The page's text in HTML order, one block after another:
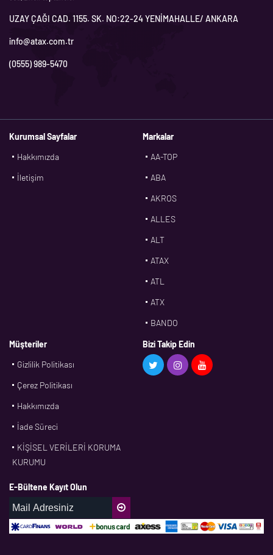
UZAY ÇAĞI CAD. 1155. SK. NO:22-24 YENİMAHALLE/ ANKARA
info@atax.com.tr
(0555) 989-5470
Kurumsal Sayfalar
Hakkımızda
İletişim
Markalar
AA-TOP
ABA
AKROS
ALLES
ALT
ATAX
ATL
ATX
BANDO
BMS
CDF
DPH
Müşteriler
Gizlilik Politikası
Çerez Politikası
Hakkımızda
İade Süreci
KİŞİSEL VERİLERİ KORUMA
KURUMU
Bizi Takip Edin
E-Bültene Kayıt Olun